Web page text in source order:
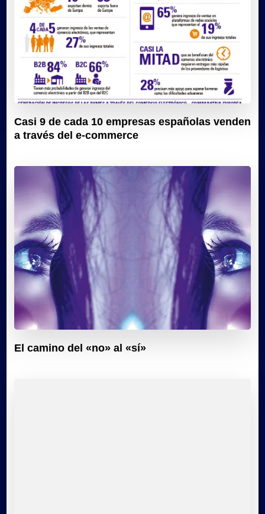
Casi 9 de cada 10 empresas españolas venden
a través del e-commerce
El camino del «no» al «sí»